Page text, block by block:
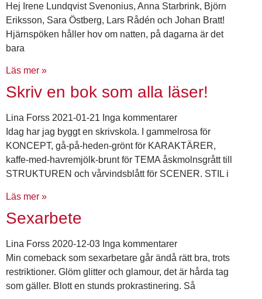
Hej Irene Lundqvist Svenonius, Anna Starbrink, Björn
Eriksson, Sara Östberg, Lars Rådén och Johan Bratt!
Hjärnspöken håller hov om natten, på dagarna är det
bara
Läs mer »
Skriv en bok som alla läser!
Lina Forss 2021-01-21 Inga kommentarer
Idag har jag byggt en skrivskola. I gammelrosa för
KONCEPT, gå-på-heden-grönt för KARAKTÄRER,
kaffe-med-havremjölk-brunt för TEMA åskmolnsgrått till
STRUKTUREN och vårvindsblått för SCENER. STIL i
Läs mer »
Sexarbete
Lina Forss 2020-12-03 Inga kommentarer
Min comeback som sexarbetare går ändå rätt bra, trots
restriktioner. Glöm glitter och glamour, det är hårda tag
som gäller. Blott en stunds prokrastinering. Så